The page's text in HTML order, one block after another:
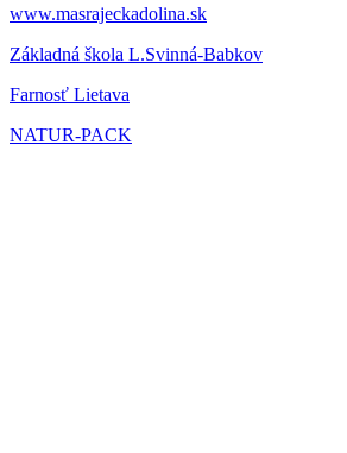
www.masrajeckadolina.sk
Základná škola L.Svinná-Babkov
Farnosť Lietava
NATUR-PACK